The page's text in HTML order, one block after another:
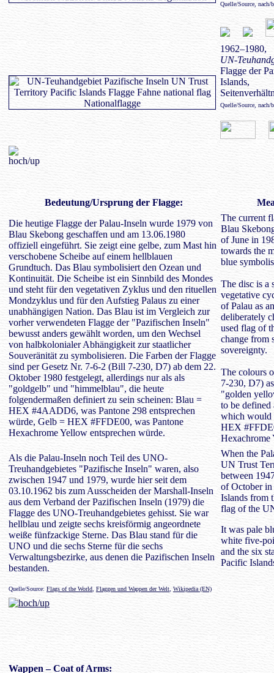
Quelle/Source,
1962–1980,
UN-
Flagge der
Islands,
Quelle/Source,
Bedeutung/Ursprung der Flagge:
Die heutige Flagge der Palau-Inseln wurde 1979 von
Blau Skebong geschaffen und am 13.06.1980
offiziell eingeführt. Sie zeigt eine gelbe, zum Mast hin
verschobene Scheibe auf einem hellblauen
Grundtuch. Das Blau symbolisiert den Ozean und
Kontinuität. Die Scheibe ist ein Sinnbild des Mondes
und steht für den vegetativen Zyklus und den rituellen
Mondzyklus und für den Aufstieg Palaus zu einer
unabhängigen Nation. Das Blau ist im Vergleich zur
vorher verwendeten Flagge der "Pazifischen Inseln"
bewusst anders gewählt worden, um den Wechsel
von halbkolonialer Abhängigkeit zur staatlicher
Souveränität zu symbolisieren. Die Farben der Flagge
sind per Gesetz Nr. 7-6-2 (Bill 7-230, D7) ab dem 22.
Oktober 1980 festgelegt, allerdings nur als als
"goldgelb" und "himmelblau", die heute
folgendermaßen definiert zu sein scheinen: Blau =
HEX #4AADD6, was Pantone 298 entsprechen
würde, Gelb = HEX #FFDE00, was Pantone
Hexachrome Yellow entsprechen würde.
The current
Blau
of June in
towards the
blue
The disc is a
vegetative
of Palau as
deliberately
used flag of
change from
sovereignty.
The colours
7-230, D7)
"golden
to be
which would
HEX
Hexachrome
Als die Palau-Inseln noch Teil des UNO-
Treuhandgebietes "Pazifische Inseln" waren, also
zwischen 1947 und 1979, wurde hier seit dem
03.10.1962 bis zum Ausscheiden der Marshall-Inseln
aus dem Verband der Pazifischen Inseln (1979) die
Flagge des UNO-Treuhandgebietes gehisst. Sie war
hellblau und zeigte sechs kreisförmig angeordnete
weiße fünfzackige Sterne. Das Blau stand für die
UNO und die sechs Sterne für die sechs
Verwaltungsbezirke, aus denen die Pazifischen Inseln
bestanden.
When the
UN Trust
between
of October in
Islands from
flag of the
It was pale
white five-
and the six
Pacific
Quelle/Source: Flags of the World Flaggen und Wappen der Welt Wikipedia (EN)
Wappen – Coat of Arms: